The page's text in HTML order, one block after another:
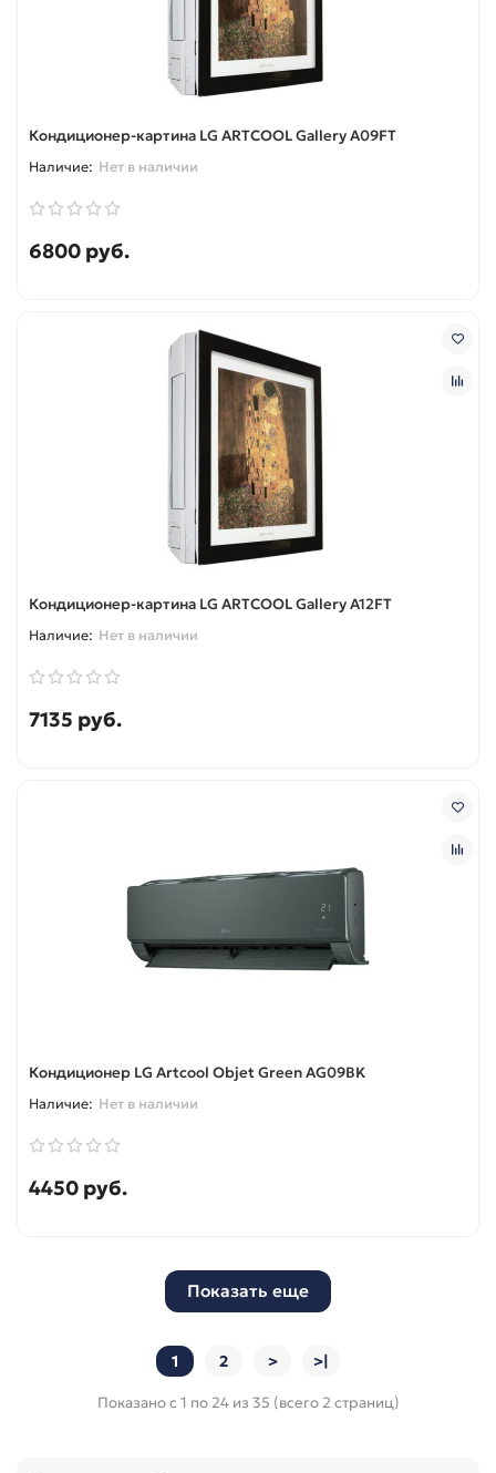
Кондиционер-картина LG ARTCOOL Gallery A09FT
Нет в наличии
6800 руб.
Кондиционер-картина LG ARTCOOL Gallery A12FT
Нет в наличии
7135 руб.
Кондиционер LG Artcool Objet Green AG09BK
Нет в наличии
4450 руб.
Показать еще
1 2 > >|
Показано с 1 по 24 из 35 (всего 2 страниц)